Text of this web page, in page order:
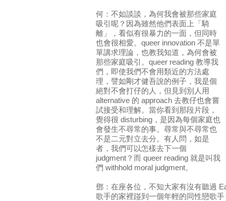
何：不如談談，為何我會被那些家庭
吸引呢？因為雖然他們表面上「騎
離」，看似有很暴力的一面，但同時
也會很相愛。queer innovation 不是單
單講求理論，也教我知道，為何會被
那些家庭吸引。queer reading 教導我
們，即使我們不會用類近的方法處
理，譬如剛才健吾說的例子，我是個
絕對不會打仔的人，但見到別人用
alternative 的 approach 去教仔也會嘗
試接受和理解。當你看到那段片段，
覺得很 disturbing，是因為每個家庭也
會發生不尋常的事。尋常與不尋常也
不是二元對立去分。有人問，如是
者，我們可以怎樣去下一個
judgment？而 queer reading 就是叫我
們 withhold moral judgment。
鄧：在座各位，不知大家有沒有聽過
歌手的家裡踫到一個年輕的同性戀歌